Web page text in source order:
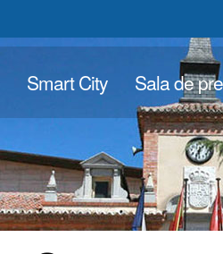
Smart City Sala de